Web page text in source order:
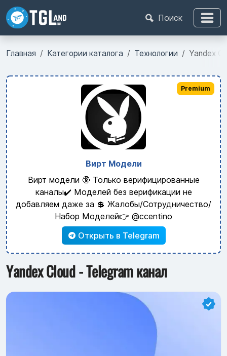
Поиск
Главная Категории каталога Технологии Yandex
Вирт Модели
Вирт модели 🔞 Только верифицированные
каналы✔️ Моделей без верификации не
добавляем даже за 💲 Жалобы/Сотрудничество/
Набор Моделей👉 @ccentino
Открыть в Telegram
Premium
Yandex Cloud - Telegram канал